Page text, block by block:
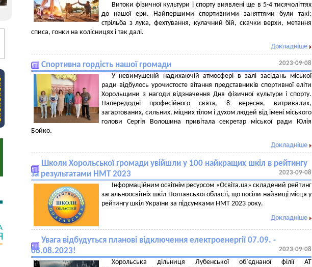
Витоки фізичної культури і спорту виявлені ще в 5-4 тисячоліттях
до нашої ери. Найпершими спортивними заняттями були такі:
стрільба з лука, фехтування, кулачний бій, скачки верхи, метання
списа, гонки на колісницях і так далі.
Докладніше
Спортивна гордість нашої громади 2023-09-08
У невимушеній надихаючій атмосфері в залі засідань міської
ради відбулось урочистосте вітання представників спортивної еліти
Хорольщини з нагоди відзначення Дня фізичної культури і спорту.
Напередодні професійного свята, 8 вересня, витривалих,
загартованих, сильних, міцних тілом і духом людей від імені міського
голови Сергія Волошина привітала секретар міської ради Юлія
Бойко.
Докладніше
Школи Хорольської громади увійшли у 100 найкращих шкіл в рейтингу
за результатами НМТ 2023
2023-09-08
Інформаційним освітнім ресурсом «Освіта.ua» складений рейтинг
загальноосвітніх шкіл Полтавської області, що посіли найвищі місця у
рейтингу шкіл України за підсумками НМТ 2023 року.
Докладніше
Увага відбудуться планові відключення електроенергії 07.09. -
08.08.2023!
2023-09-08
Хорольська дільниця Лубенської об’єднаної філії АТ